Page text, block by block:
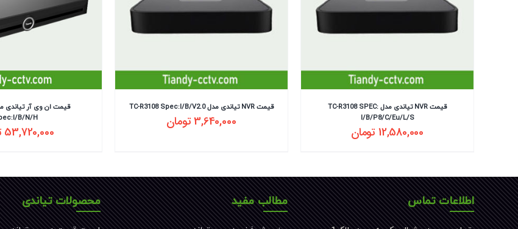
قیمت NVR تیاندی مدل TC-R3108 SPEC:
I/B/P8/C/Eu/L/S
12,580,000تومان
قیمت NVR تیاندی مدل TC-R3108 Spec:I/B/V2.0
3,640,000تومان
B/N/H
53,720,000
اطلاعات تماس مطالب مفید محصولات تیاندی